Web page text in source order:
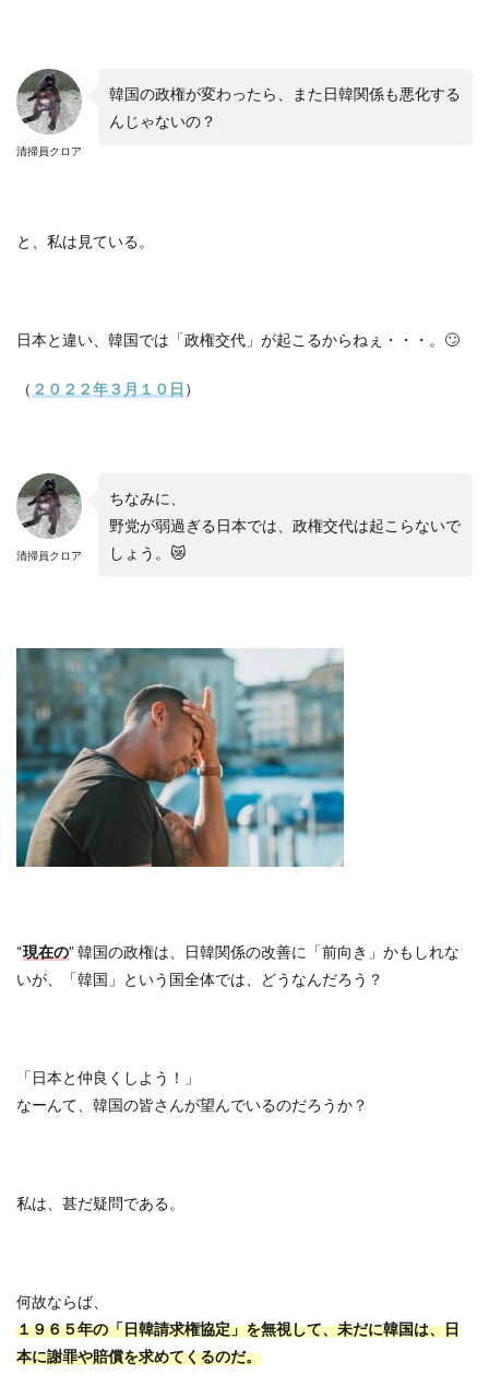
清掃員クロア
韓国の政権が変わったら、また日韓関係も悪化する
んじゃないの？
と、私は見ている。
日本と違い、韓国では「政権交代」が起こるからねぇ・・・。 🙄
（ ２０２２年３月１０日 ）
清掃員クロア
ちなみに、
野党が弱過ぎる日本では、政権交代は起こらないで
しょう。 😿
“現在の” 韓国の政権は、日韓関係の改善に「前向き」かもしれな
いが、「韓国」という国全体では、どうなんだろう？
「日本と仲良くしよう！」
なーんて、韓国の皆さんが望んでいるのだろうか？
私は、甚だ疑問である。
何故ならば、
１９６５年の「日韓請求権協定」を無視して、未だに韓国は、日
本に謝罪や賠償を求めてくるのだ。